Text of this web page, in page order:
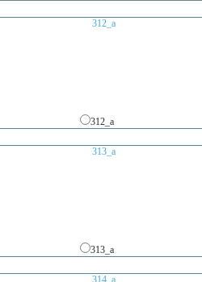
312_a
313_a